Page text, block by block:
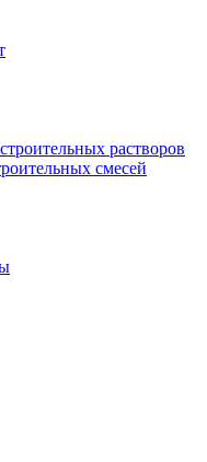
растворов
смесей